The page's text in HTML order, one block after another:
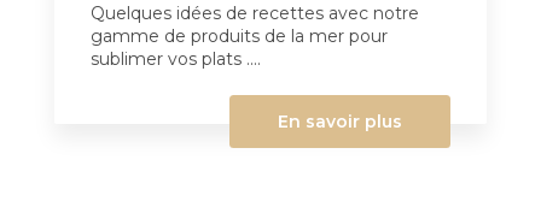
Quelques idées de recettes avec notre
gamme de produits de la mer pour
sublimer vos plats ....
En savoir plus